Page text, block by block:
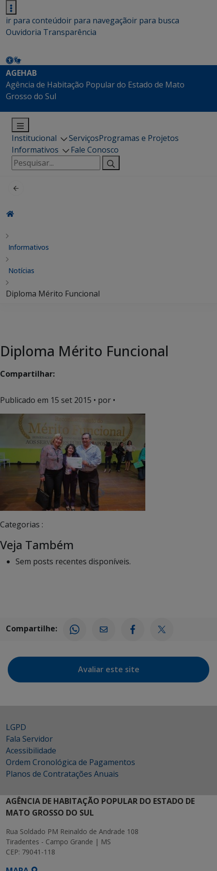
ir para conteúdoir para navegaçãoir para busca
Ouvidoria Transparência
AGEHAB
Agência de Habitação Popular do Estado de Mato
Grosso do Sul
Institucional ServiçosProgramas e Projetos
Informativos
Fale Conosco
Pesquisar
por:
Informativos
Notícias
Diploma Mérito Funcional
Diploma Mérito Funcional
Compartilhar:
Publicado em 15 set 2015 • por •
Categorias :
Veja Também
Sem posts recentes disponíveis.
Compartilhe:
Avaliar este site
LGPD
Fala Servidor
Acessibilidade
Ordem Cronológica de Pagamentos
Planos de Contratações Anuais
AGÊNCIA DE HABITAÇÃO POPULAR DO ESTADO DE
MATO GROSSO DO SUL
Rua Soldado PM Reinaldo de Andrade 108
Tiradentes - Campo Grande | MS
CEP: 79041-118